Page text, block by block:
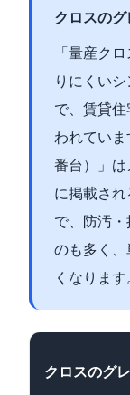
クロスの
「量産ク
りにくい
で、賃貸
われてい
番台）」
に掲載さ
で、防汚
のも多く
くなります
クロスのグ